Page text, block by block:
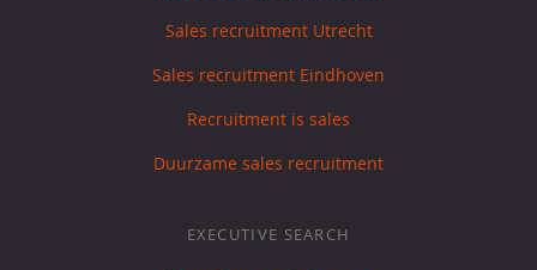
Sales recruitment Utrecht
Sales recruitment Eindhoven
Recruitment is sales
Duurzame sales recruitment
EXECUTIVE SEARCH